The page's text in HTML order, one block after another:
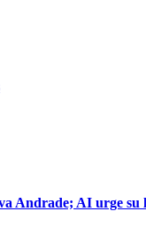
Andrade; AI urge su